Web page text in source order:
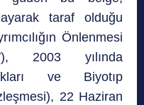
taraf olduğu
Önlenmesi
2003 yılında
ve Biyotıp
22 Haziran